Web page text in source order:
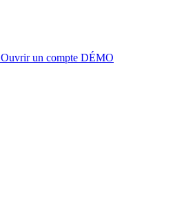
Ouvrir un compte DÉMO